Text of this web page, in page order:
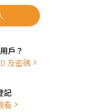
戶？
及密碼
記
看